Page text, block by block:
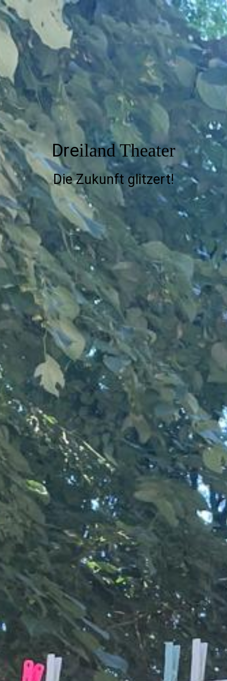
Dreiland Theater
Die Zukunft glitzert!